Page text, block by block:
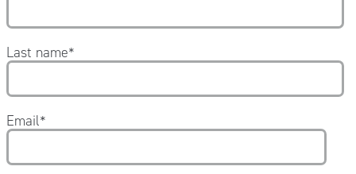
Last name*
Email*